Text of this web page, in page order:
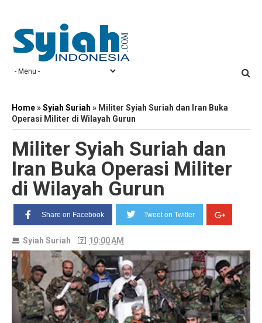
Home»Syiah Suriah » Militer Syiah Suriah dan Iran Buka
Operasi Militer di Wilayah Gurun
Militer Syiah Suriah dan
Iran Buka Operasi Militer
di Wilayah Gurun
Share on Facebook Tweet on Twitter
Syiah Suriah 10:00 AM